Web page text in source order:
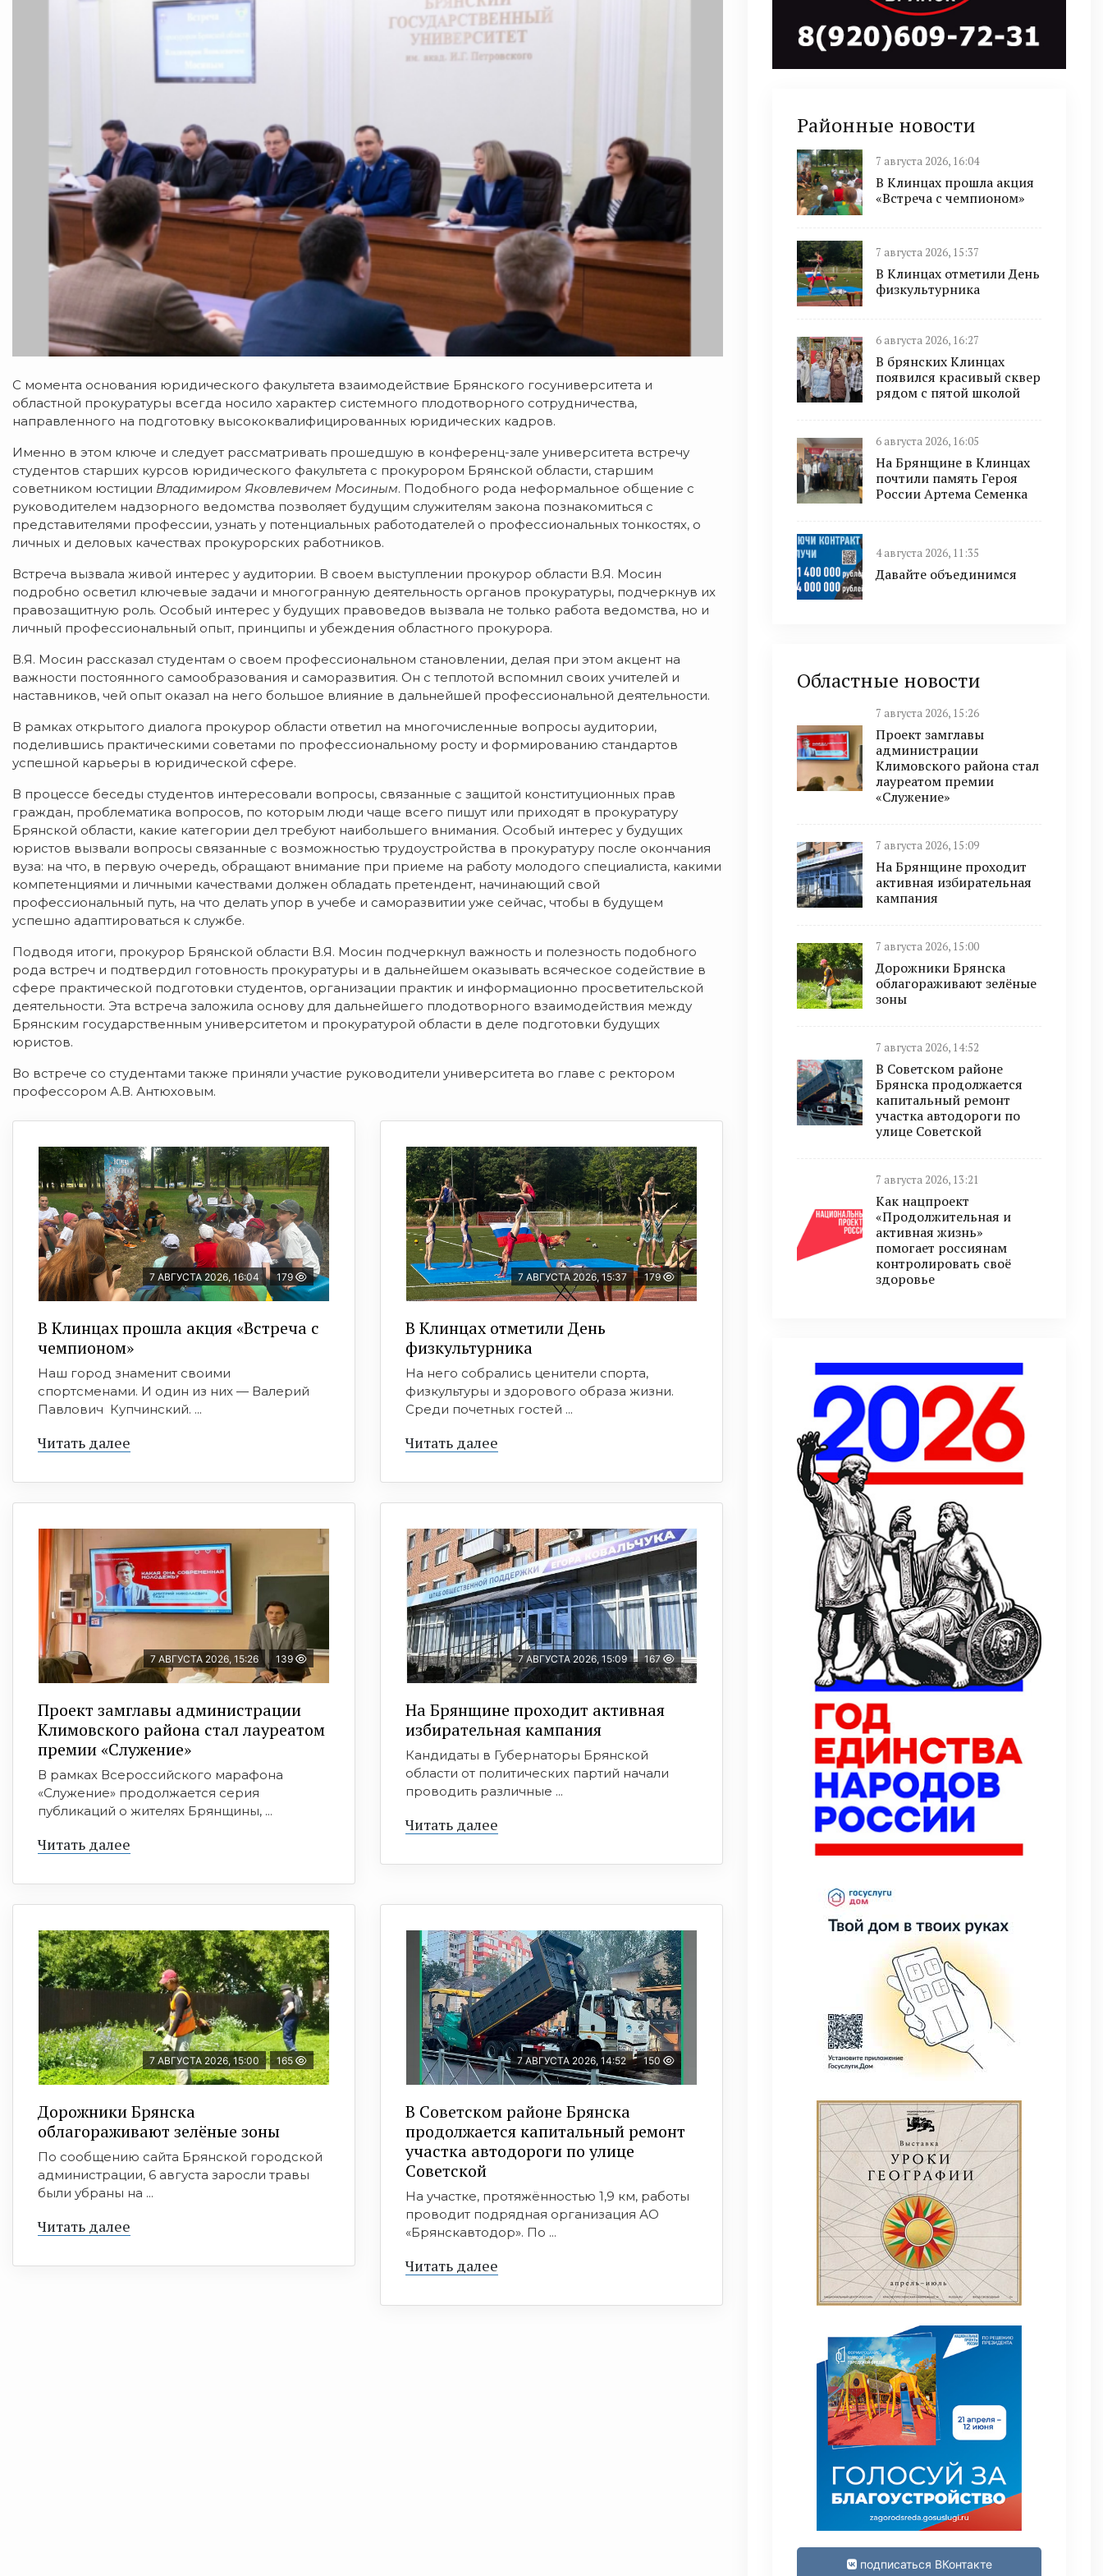
С момента основания юридического факультета взаимодействие Брянского госуниверситета и
областной прокуратуры всегда носило характер системного плодотворного сотрудничества,
направленного на подготовку высококвалифицированных юридических кадров.
Именно в этом ключе и следует рассматривать прошедшую в конференц-зале университета встречу
студентов старших курсов юридического факультета с прокурором Брянской области, старшим
советником юстиции Владимиром Яковлевичем Мосиным. Подобного рода неформальное общение с
руководителем надзорного ведомства позволяет будущим служителям закона познакомиться с
представителями профессии, узнать у потенциальных работодателей о профессиональных тонкостях, о
личных и деловых качествах прокурорских работников.
Встреча вызвала живой интерес у аудитории. В своем выступлении прокурор области В.Я. Мосин
подробно осветил ключевые задачи и многогранную деятельность органов прокуратуры, подчеркнув их
правозащитную роль. Особый интерес у будущих правоведов вызвала не только работа ведомства, но и
личный профессиональный опыт, принципы и убеждения областного прокурора.
В.Я. Мосин рассказал студентам о своем профессиональном становлении, делая при этом акцент на
важности постоянного самообразования и саморазвития. Он с теплотой вспомнил своих учителей и
наставников, чей опыт оказал на него большое влияние в дальнейшей профессиональной деятельности.
В рамках открытого диалога прокурор области ответил на многочисленные вопросы аудитории,
поделившись практическими советами по профессиональному росту и формированию стандартов
успешной карьеры в юридической сфере.
В процессе беседы студентов интересовали вопросы, связанные с защитой конституционных прав
граждан, проблематика вопросов, по которым люди чаще всего пишут или приходят в прокуратуру
Брянской области, какие категории дел требуют наибольшего внимания. Особый интерес у будущих
юристов вызвали вопросы связанные с возможностью трудоустройства в прокуратуру после окончания
вуза: на что, в первую очередь, обращают внимание при приеме на работу молодого специалиста, какими
компетенциями и личными качествами должен обладать претендент, начинающий свой
профессиональный путь, на что делать упор в учебе и саморазвитии уже сейчас, чтобы в будущем
успешно адаптироваться к службе.
Подводя итоги, прокурор Брянской области В.Я. Мосин подчеркнул важность и полезность подобного
рода встреч и подтвердил готовность прокуратуры и в дальнейшем оказывать всяческое содействие в
сфере практической подготовки студентов, организации практик и информационно просветительской
деятельности. Эта встреча заложила основу для дальнейшего плодотворного взаимодействия между
Брянским государственным университетом и прокуратурой области в деле подготовки будущих
юристов.
Во встрече со студентами также приняли участие руководители университета во главе с ректором
профессором А.В. Антюховым.
7 АВГУСТА 2026, 16:04 179
В Клинцах прошла акция «Встреча с
чемпионом»
Наш город знаменит своими
спортсменами. И один из них — Валерий
Павлович Купчинский. ...
Читать далее
7 АВГУСТА 2026, 15:37 179
В Клинцах отметили День
физкультурника
На него собрались ценители спорта,
физкультуры и здорового образа жизни.
Среди почетных гостей ...
Читать далее
7 АВГУСТА 2026, 15:26 139
Проект замглавы администрации
Климовского района стал лауреатом
премии «Служение»
В рамках Всероссийского марафона
«Служение» продолжается серия
публикаций о жителях Брянщины, ...
Читать далее
7 АВГУСТА 2026, 15:09 167
На Брянщине проходит активная
избирательная кампания
Кандидаты в Губернаторы Брянской
области от политических партий начали
проводить различные ...
Читать далее
7 АВГУСТА 2026, 15:00 165
Дорожники Брянска
облагораживают зелёные зоны
По сообщению сайта Брянской городской
администрации, 6 августа заросли травы
были убраны на ...
Читать далее
7 АВГУСТА 2026, 14:52 150
В Советском районе Брянска
продолжается капитальный ремонт
участка автодороги по улице
Советской
На участке, протяжённостью 1,9 км, работы
проводит подрядная организация АО
«Брянскавтодор». По ...
Читать далее
Районные новости
7 августа 2026, 16:04
В Клинцах прошла акция
«Встреча с чемпионом»
7 августа 2026, 15:37
В Клинцах отметили День
физкультурника
6 августа 2026, 16:27
В брянских Клинцах
появился красивый сквер
рядом с пятой школой
6 августа 2026, 16:05
На Брянщине в Клинцах
почтили память Героя
России Артема Семенка
4 августа 2026, 11:35
Давайте объединимся
Областные новости
7 августа 2026, 15:26
Проект замглавы
администрации
Климовского района стал
лауреатом премии
«Служение»
7 августа 2026, 15:09
На Брянщине проходит
активная избирательная
кампания
7 августа 2026, 15:00
Дорожники Брянска
облагораживают зелёные
зоны
7 августа 2026, 14:52
В Советском районе
Брянска продолжается
капитальный ремонт
участка автодороги по
улице Советской
7 августа 2026, 13:21
Как нацпроект
«Продолжительная и
активная жизнь»
помогает россиянам
контролировать своё
здоровье
подписаться ВКонтакте